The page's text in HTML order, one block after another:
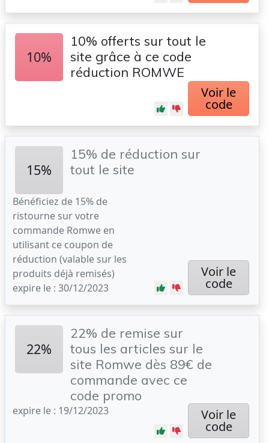
10%
10% offerts sur tout le
site grâce à ce code
réduction ROMWE
Voir le
code
15%
15% de réduction sur
tout le site
Bénéficiez de 15% de
ristourne sur votre
commande Romwe en
utilisant ce coupon de
réduction (valable sur les
produits déjà remisés)
expire le : 30/12/2023
Voir le
code
22%
22% de remise sur
tous les articles sur le
site Romwe dès 89€ de
commande avec ce
code promo
expire le : 19/12/2023 Voir le
code